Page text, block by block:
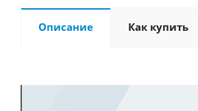
Описание Как купить